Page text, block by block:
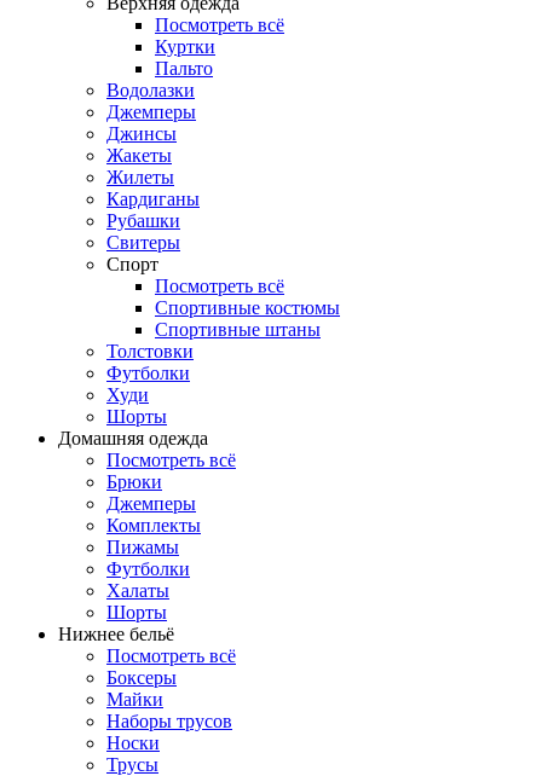
Посмотреть всё
Куртки
Пальто
Водолазки
Джемперы
Джинсы
Жакеты
Жилеты
Кардиганы
Рубашки
Свитеры
Спорт
Посмотреть всё
Спортивные костюмы
Спортивные штаны
Толстовки
Футболки
Худи
Шорты
Домашняя одежда
Посмотреть всё
Брюки
Джемперы
Комплекты
Пижамы
Футболки
Халаты
Шорты
Нижнее бельё
Посмотреть всё
Боксеры
Майки
Наборы трусов
Носки
Трусы